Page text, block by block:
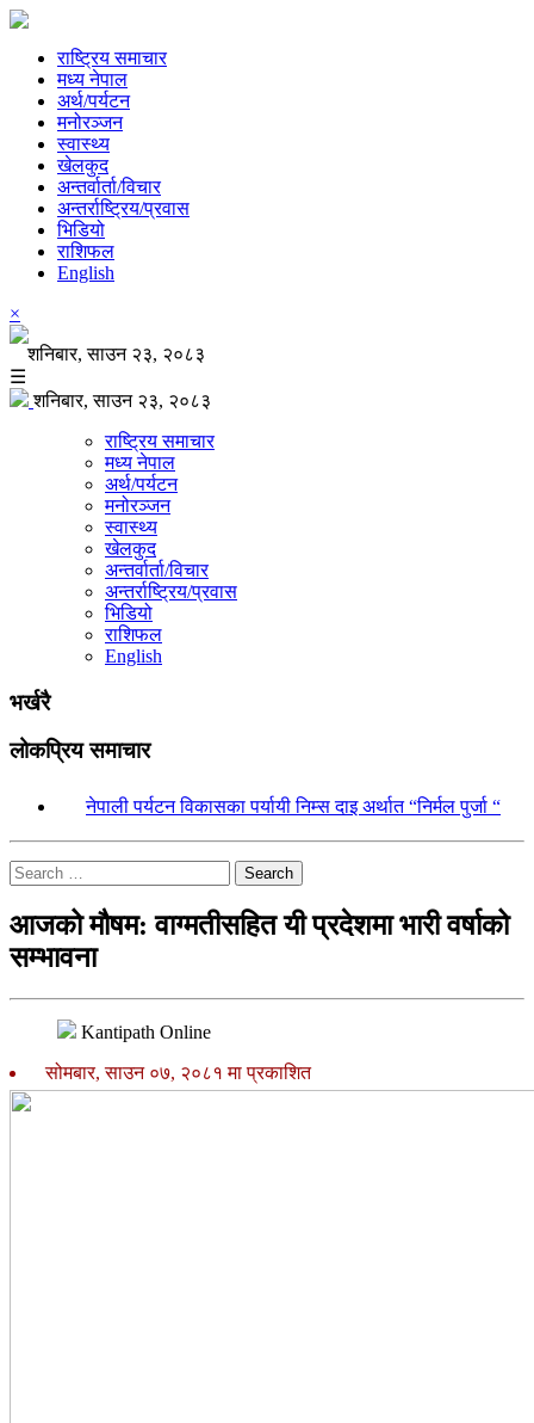
राष्ट्रिय समाचार
मध्य नेपाल
अर्थ/पर्यटन
मनोरञ्जन
स्वास्थ्य
खेलकुद
अन्तर्वार्ता/विचार
अन्तर्राष्ट्रिय/प्रवास
भिडियो
राशिफल
English
×
शनिबार, साउन २३, २०८३
☰
शनिबार, साउन २३, २०८३
राष्ट्रिय समाचार
मध्य नेपाल
अर्थ/पर्यटन
मनोरञ्जन
स्वास्थ्य
खेलकुद
अन्तर्वार्ता/विचार
अन्तर्राष्ट्रिय/प्रवास
भिडियो
राशिफल
English
भर्खरै
लोकप्रिय समाचार
नेपाली पर्यटन विकासका पर्यायी निम्स दाइ अर्थात “निर्मल पुर्जा “
Search
आजको मौषम: वाग्मतीसहित यी प्रदेशमा भारी वर्षाको
सम्भावना
Kantipath Online
सोमबार, साउन ०७, २०८१ मा प्रकाशित